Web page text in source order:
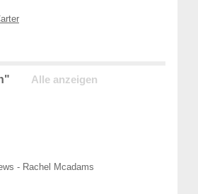
Alle anzeigen
- Rachel Mcadams